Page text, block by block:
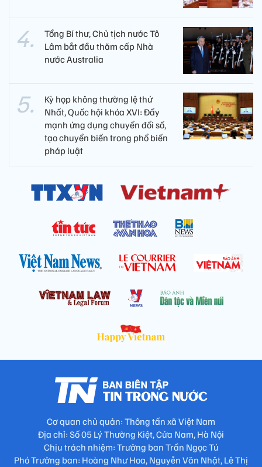
Tổng Bí thư, Chủ tịch nước Tô
Lâm bắt đầu thăm cấp Nhà
nước Australia
Kỳ họp không thường lệ thứ
Nhất, Quốc hội khóa XVI: Đẩy
mạnh ứng dụng chuyển đổi số,
tạo chuyển biến trong phổ biến
pháp luật
Cơ quan chủ quản: Thông tấn xã Việt Nam
Địa chỉ: Số 05 Lý Thường Kiệt, Cửa Nam, Hà Nội
Chịu trách nhiệm: Trưởng ban Trần Ngọc Tú
Phó Trưởng ban: Hoàng Như Hoa, Nguyễn Văn Nhật, Lê Thị